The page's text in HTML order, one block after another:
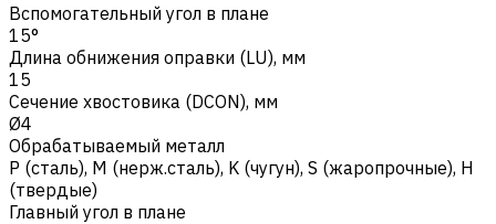
Вспомогательный угол в плане
15°
Длина обнижения оправки (LU), мм
15
Сечение хвостовика (DCON), мм
Ø4
Обрабатываемый металл
Р (сталь), M (нерж.сталь), K (чугун), S (жаропрочные), H
(твердые)
Главный угол в плане